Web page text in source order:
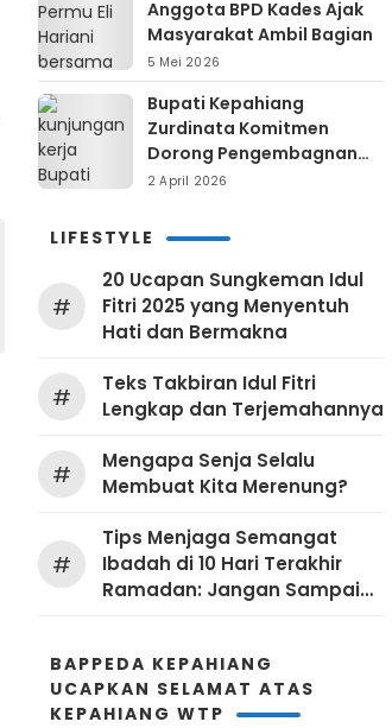
Anggota BPD Kades Ajak
Masyarakat Ambil Bagian
5 Mei 2026
Bupati Kepahiang
Zurdinata Komitmen
Dorong Pengembagnan
Energi Terbarukan,
PLN Pusat
2 April 2026
LIFESTYLE
#
20 Ucapan Sungkeman Idul
Fitri 2025 yang Menyentuh
Hati dan Bermakna
#
Teks Takbiran Idul Fitri
Lengkap dan Terjemahannya
#
Mengapa Senja Selalu
Membuat Kita Merenung?
#
Tips Menjaga Semangat
Ibadah di 10 Hari Terakhir
Ramadan: Jangan Sampai
BAPPEDA KEPAHIANG
UCAPKAN SELAMAT ATAS
KEPAHIANG WTP